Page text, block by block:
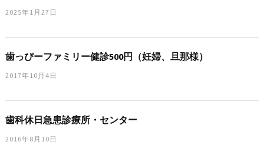
2025年1月27日
歯っぴーファミリー健診500円（妊婦、旦那様）
2017年10月4日
歯科休日急患診療所・センター
2016年8月10日